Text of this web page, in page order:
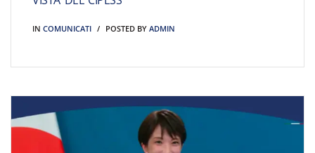
IN COMUNICATI POSTED BY ADMIN